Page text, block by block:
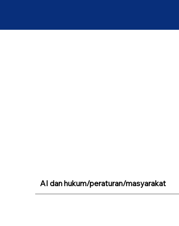
AI dan hukum/peraturan/masyarakat